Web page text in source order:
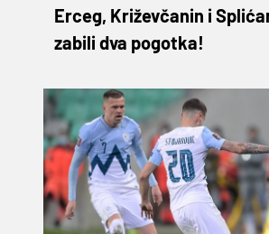
Erceg, Križevčanin i
zabili dva pogotka!